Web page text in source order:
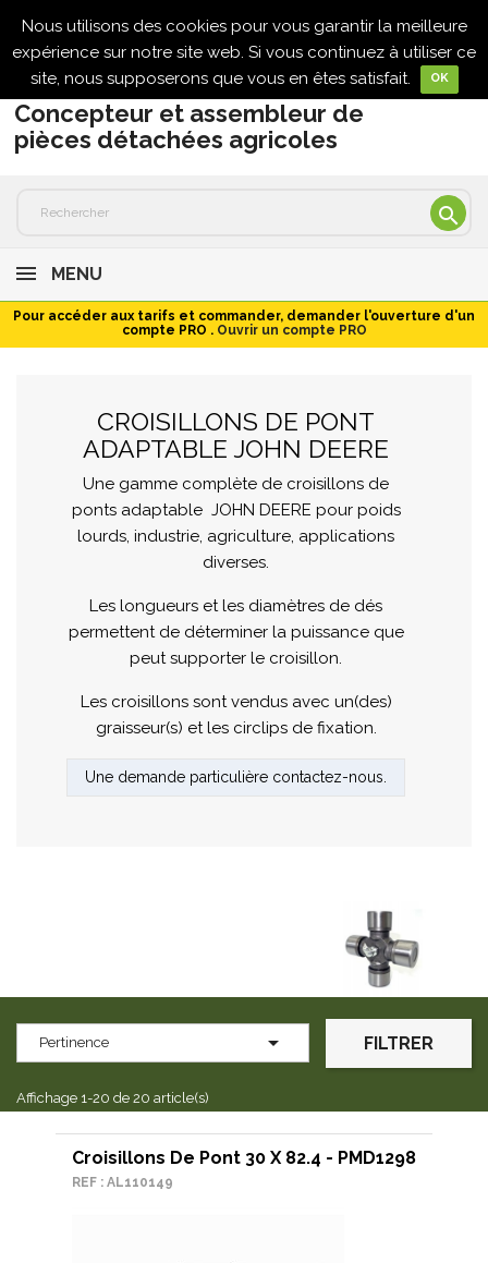
Nous utilisons des cookies pour vous garantir la meilleure
expérience sur notre site web. Si vous continuez à utiliser ce
site, nous supposerons que vous en êtes satisfait.
OK

Concepteur et assembleur de
pièces détachées agricoles

MENU
Pour accéder aux tarifs et commander, demander l'ouverture d'un
compte PRO .Ouvrir un compte PRO
CROISILLONS DE PONT
ADAPTABLE JOHN DEERE
Une gamme complète de croisillons de
ponts adaptable JOHN DEERE pour poids
lourds, industrie, agriculture, applications
diverses.
Les longueurs et les diamètres de dés
permettent de déterminer la puissance que
peut supporter le croisillon.
Les croisillons sont vendus avec un(des)
graisseur(s) et les circlips de fixation.
Une demande particulière contactez-nous.
Pertinence  FILTRER
Affichage 1-20 de 20 article(s)
Croisillons De Pont 30 X 82.4 - PMD1298
REF : AL110149